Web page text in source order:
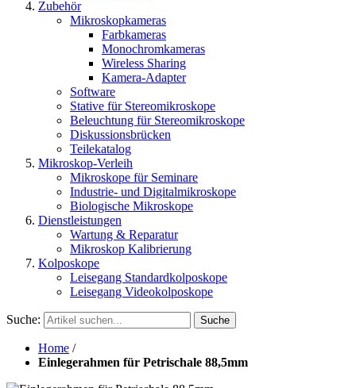
Zubehör
Mikroskopkameras
Farbkameras
Monochromkameras
Wireless Sharing
Kamera-Adapter
Software
Stative für Stereomikroskope
Beleuchtung für Stereomikroskope
Diskussionsbrücken
Teilekatalog
Mikroskop-Verleih
Mikroskope für Seminare
Industrie- und Digitalmikroskope
Biologische Mikroskope
Dienstleistungen
Wartung & Reparatur
Mikroskop Kalibrierung
Kolposkope
Leisegang Standardkolposkope
Leisegang Videokolposkope
Suche: Suche
Home /
Einlegerahmen für Petrischale 88,5mm